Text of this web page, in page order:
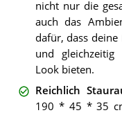
nicht nur die
auch das
dafür, dass deine
und gleichzeitig
Look bieten.
Reichlich
190 * 45 * 35